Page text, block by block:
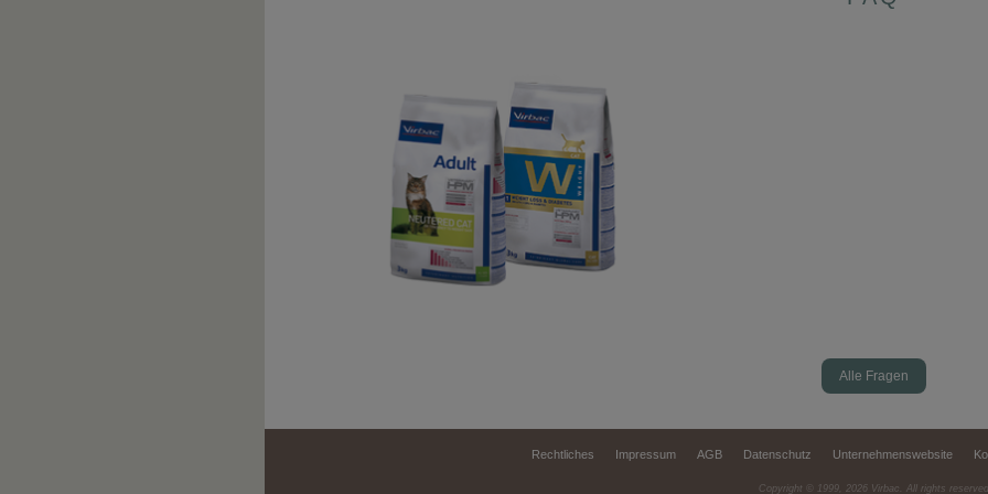
Alle Fragen
Rechtliches Impressum AGB Datenschutz Unternehmenswebsite
Copyright © 1999, 2026 Virbac. All rights reserved